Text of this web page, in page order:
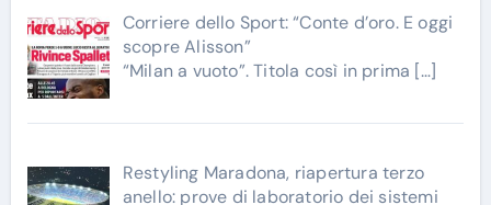
Corriere dello Sport: “Conte d’oro. E oggi
scopre Alisson”
“Milan a vuoto”. Titola così in prima […]
Restyling Maradona, riapertura terzo
anello: prove di laboratorio dei sistemi